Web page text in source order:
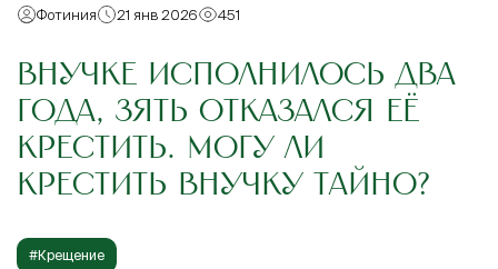
Фотиния 21 янв 2026 451
ВНУЧКЕ ИСПОЛНИЛОСЬ ДВА
ГОДА, ЗЯТЬ ОТКАЗАЛСЯ ЕЁ
КРЕСТИТЬ. МОГУ ЛИ
КРЕСТИТЬ ВНУЧКУ ТАЙНО?
#Крещение